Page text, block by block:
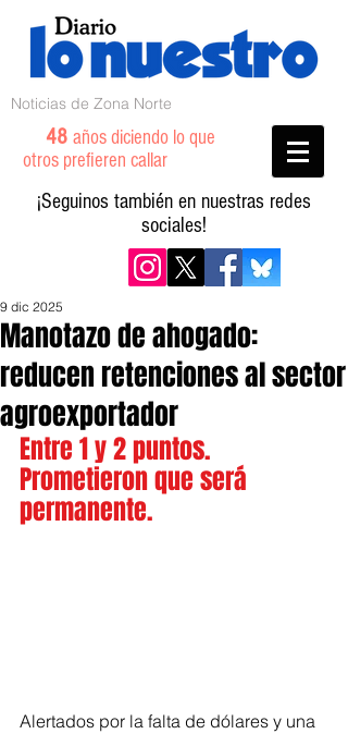
Noticias de Zona Norte
48 años diciendo lo que
otros prefieren callar
¡Seguinos también en nuestras redes
sociales!
Manotazo de ahogado:
reducen retenciones al sector
agroexportador
9 dic 2025
Entre 1 y 2 puntos.
Prometieron que será
permanente.
Alertados por la falta de dólares y una